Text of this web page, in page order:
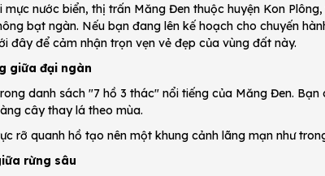
nước biển, thị trấn Măng Đen thuộc huyện Kon
bạt ngàn. Nếu bạn đang lên kế hoạch cho chuyến
đây để cảm nhận trọn vẹn vẻ đẹp của vùng đất này.
giữa đại ngàn
danh sách "7 hồ 3 thác" nổi tiếng của Măng Đen.
cây thay lá theo mùa.
rỡ quanh hồ tạo nên một khung cảnh lãng mạn như
rừng sâu